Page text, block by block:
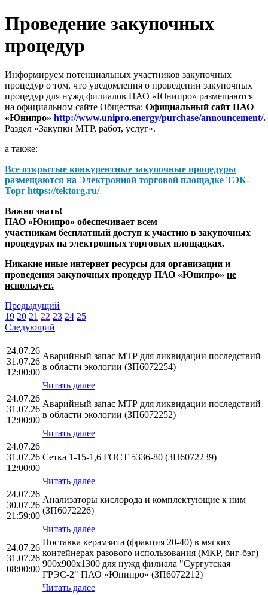
Проведение закупочных
процедур
Информируем потенциальных участников закупочных
процедур о том, что уведомления о проведении закупочных
процедур для нужд филиалов ПАО «Юнипро» размещаются
на официальном сайте Общества: Официальный сайт ПАО
«Юнипро» http://www.unipro.energy/purchase/announcement/.
Раздел «Закупки МТР, работ, услуг».
а также:
Все открытые конкурентные закупочные процедуры
размещаются на Электронной торговой площадке ТЭК-
Торг https://tektorg.ru/
Важно знать!
ПАО «Юнипро» обеспечивает всем
участникам бесплатный доступ к участию в закупочных
процедурах на электронных торговых площадках.
Никакие иные интернет ресурсы для организации и
проведения закупочных процедур ПАО «Юнипро» не
использует.
Предыдущий
19 20 21 22 23 24 25
Следующий
24.07.26
31.07.26
12:00:00
Аварийный запас МТР для ликвидации последствий
в области экологии (ЗП6072254)
Читать далее
24.07.26
31.07.26
12:00:00
Аварийный запас МТР для ликвидации последствий
в области экологии (ЗП6072252)
Читать далее
24.07.26
31.07.26
12:00:00
Сетка 1-15-1,6 ГОСТ 5336-80 (ЗП6072239)
Читать далее
24.07.26
30.07.26
21:59:00
Анализаторы кислорода и комплектующие к ним
(ЗП6072226)
Читать далее
24.07.26
31.07.26
08:00:00
Поставка керамзита (фракция 20-40) в мягких
контейнерах разового использования (МКР, биг-бэг)
900х900х1300 для нужд филиала "Сургутская
ГРЭС-2" ПАО «Юнипро» (ЗП6072212)
Читать далее